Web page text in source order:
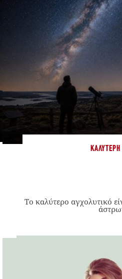
ΚΑΛΎΤΕΡΗ
Το καλύτερο αγχολυτικό